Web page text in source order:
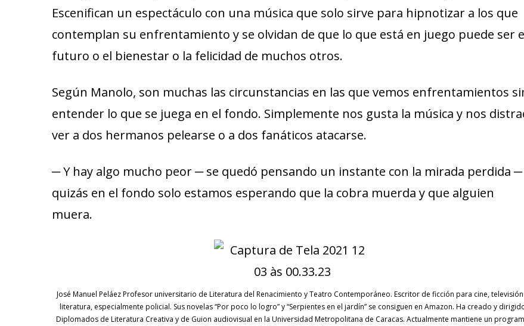
Escenifican un espectáculo con una música que solo sirve para hipnotizar a los que
contemplan su enfrentamiento y se olvidan de que lo que está en juego puede ser
futuro o el bienestar o la felicidad de muchos otros.
Según Manolo, son muchas las circunstancias en las que vemos enfrentamientos
entender lo que se juega en el fondo. Simplemente nos gusta la música y nos
ver a dos hermanos pelearse o a dos fanáticos atacarse.
─ Y hay algo mucho peor ─ se quedó pensando un instante con la mirada perdida ─
quizás en el fondo solo estamos esperando que la cobra muerda y que alguien
muera.
José Manuel Peláez Profesor universitario de Literatura del Renacimiento y Teatro Contemporáneo. Escritor de ficción para cine,
literatura, especialmente policial. Sus novelas “Por poco lo logro” y “Serpientes en el jardín” se consiguen en Amazon. Ha creado y
Diplomados de Literatura Creativa y de Guion audiovisual en la Universidad Metropolitana de Caracas. Actualmente mantiene un